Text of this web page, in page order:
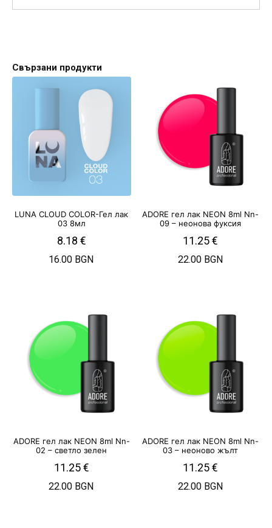
Свързани продукти
LUNA CLOUD COLOR-Гел лак
03 8мл
8.18 €
16.00 BGN
ADORE гел лак NEON 8ml Nn-
09 – неонова фуксия
11.25€
22.00 BGN
ADORE гел лак NEON 8ml Nn-
02 – светло зелен
11.25€
22.00 BGN
ADORE гел лак NEON 8ml Nn-
03 – неоново жълт
11.25€
22.00 BGN